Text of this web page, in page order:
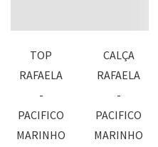
TOP
RAFAELA
-
PACIFICO
MARINHO
CALÇA
RAFAELA
-
PACIFICO
MARINHO